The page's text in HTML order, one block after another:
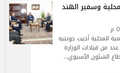
وسفير الهند
المحلية أجيت جوبتيه
من قيادات الوزارة
الشئون الآسيوي…